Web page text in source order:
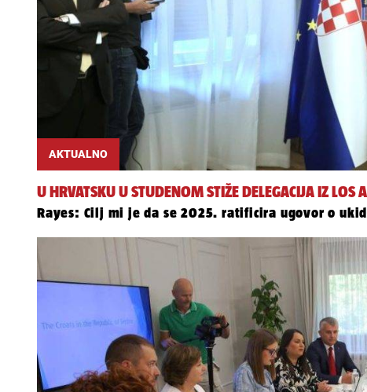
AKTUALNO
U HRVATSKU U STUDENOM STIŽE DELEGACIJA IZ LOS
Rayes: Cilj mi je da se 2025. ratificira ugovor o